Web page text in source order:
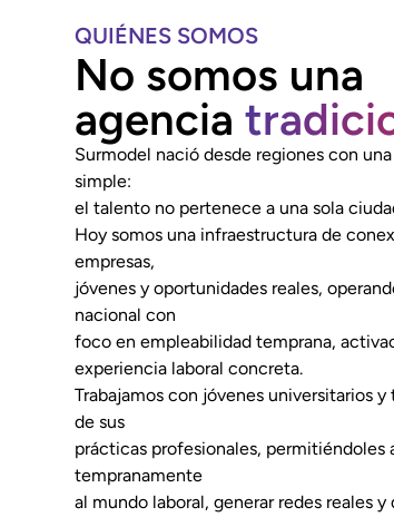
QUIÉNES SOMOS
No somos una
agencia
Surmodel nació desde regiones con
simple:
el talento no pertenece a una sola
Hoy somos una infraestructura de
empresas,
jóvenes y oportunidades reales,
nacional con
foco en empleabilidad temprana,
experiencia laboral concreta.
Trabajamos con jóvenes universitarios
de sus
prácticas profesionales, permitiéndoles
tempranamente
al mundo laboral, generar redes reales y